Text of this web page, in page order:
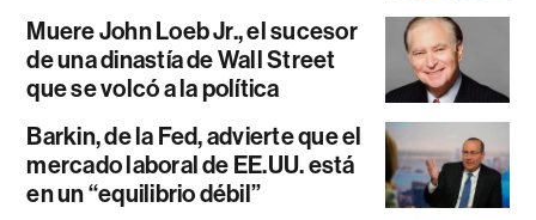
Muere John Loeb Jr., el sucesor
de una dinastía de Wall Street
que se volcó a la política
Barkin, de la Fed, advierte que el
mercado laboral de EE.UU. está
en un “equilibrio débil”